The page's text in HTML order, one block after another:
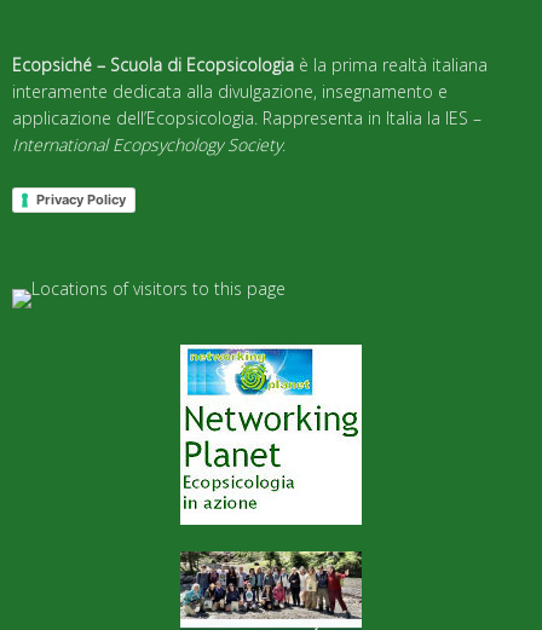
Ecopsiché – Scuola di Ecopsicologia è la prima realtà italiana
interamente dedicata alla divulgazione, insegnamento e
applicazione dell’Ecopsicologia. Rappresenta in Italia la IES –
International Ecopsychology Society.
Privacy Policy